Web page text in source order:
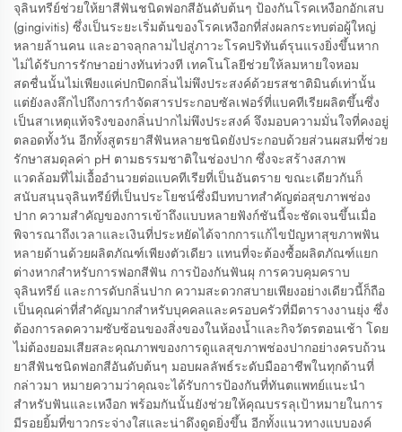
จุลินทรีย์ช่วยให้ยาสีฟันชนิดฟอกสีอันดับต้นๆ ป้องกันโรคเหงือกอักเสบ
(gingivitis) ซึ่งเป็นระยะเริ่มต้นของโรคเหงือกที่ส่งผลกระทบต่อผู้ใหญ่
หลายล้านคน และอาจลุกลามไปสู่ภาวะโรคปริทันต์รุนแรงยิ่งขึ้นหาก
ไม่ได้รับการรักษาอย่างทันท่วงที เทคโนโลยีช่วยให้ลมหายใจหอม
สดชื่นนั้นไม่เพียงแค่ปกปิดกลิ่นไม่พึงประสงค์ด้วยรสชาติมินต์เท่านั้น
แต่ยังลงลึกไปถึงการกำจัดสารประกอบซัลเฟอร์ที่แบคทีเรียผลิตขึ้นซึ่ง
เป็นสาเหตุแท้จริงของกลิ่นปากไม่พึงประสงค์ จึงมอบความมั่นใจที่คงอยู่
ตลอดทั้งวัน อีกทั้งสูตรยาสีฟันหลายชนิดยังประกอบด้วยส่วนผสมที่ช่วย
รักษาสมดุลค่า pH ตามธรรมชาติในช่องปาก ซึ่งจะสร้างสภาพ
แวดล้อมที่ไม่เอื้ออำนวยต่อแบคทีเรียที่เป็นอันตราย ขณะเดียวกันก็
สนับสนุนจุลินทรีย์ที่เป็นประโยชน์ซึ่งมีบทบาทสำคัญต่อสุขภาพช่อง
ปาก ความสำคัญของการเข้าถึงแบบหลายฟังก์ชันนี้จะชัดเจนขึ้นเมื่อ
พิจารณาถึงเวลาและเงินที่ประหยัดได้จากการแก้ไขปัญหาสุขภาพฟัน
หลายด้านด้วยผลิตภัณฑ์เพียงตัวเดียว แทนที่จะต้องซื้อผลิตภัณฑ์แยก
ต่างหากสำหรับการฟอกสีฟัน การป้องกันฟันผุ การควบคุมคราบ
จุลินทรีย์ และการดับกลิ่นปาก ความสะดวกสบายเพียงอย่างเดียวนี้ก็ถือ
เป็นคุณค่าที่สำคัญมากสำหรับบุคคลและครอบครัวที่มีตารางงานยุ่ง ซึ่ง
ต้องการลดความซับซ้อนของสิ่งของในห้องน้ำและกิจวัตรตอนเช้า โดย
ไม่ต้องยอมเสียสละคุณภาพของการดูแลสุขภาพช่องปากอย่างครบถ้วน
ยาสีฟันชนิดฟอกสีอันดับต้นๆ มอบผลลัพธ์ระดับมืออาชีพในทุกด้านที่
กล่าวมา หมายความว่าคุณจะได้รับการป้องกันที่ทันตแพทย์แนะนำ
สำหรับฟันและเหงือก พร้อมกันนั้นยังช่วยให้คุณบรรลุเป้าหมายในการ
มีรอยยิ้มที่ขาวกระจ่างใสและน่าดึงดูดยิ่งขึ้น อีกทั้งแนวทางแบบองค์